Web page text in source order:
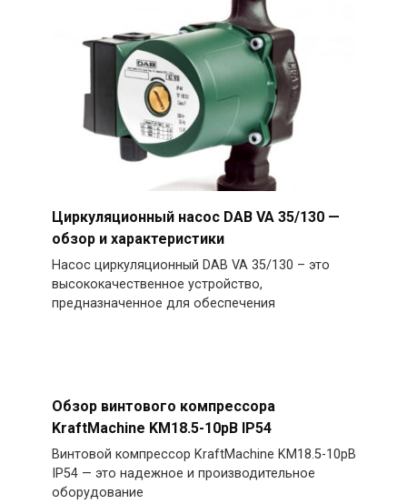
Циркуляционный насос DAB VA 35/130 —
обзор и характеристики
Насос циркуляционный DAB VA 35/130 – это
высококачественное устройство,
предназначенное для обеспечения
Обзор винтового компрессора
KraftMachine KM18.5-10рВ IP54
Винтовой компрессор KraftMachine KM18.5-10рВ
IP54 — это надежное и производительное
оборудование